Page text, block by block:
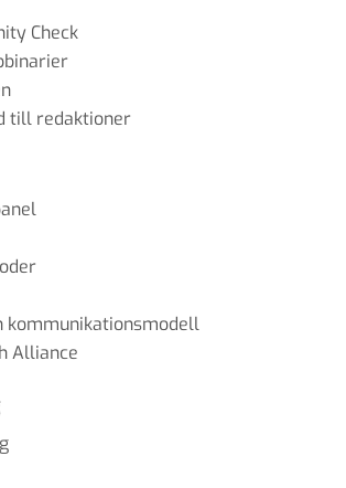
Check
till redaktioner
kommunikationsmodell
Alliance